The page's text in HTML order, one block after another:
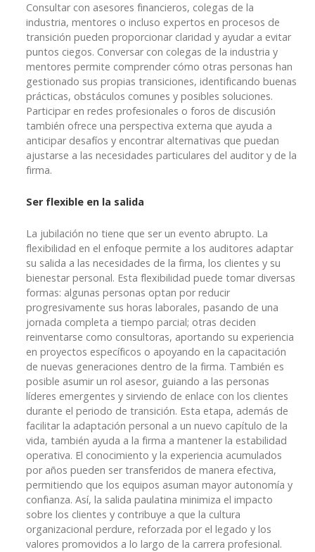
Consultar con asesores financieros, colegas de la
industria, mentores o incluso expertos en procesos de
transición pueden proporcionar claridad y ayudar a evitar
puntos ciegos. Conversar con colegas de la industria y
mentores permite comprender cómo otras personas han
gestionado sus propias transiciones, identificando buenas
prácticas, obstáculos comunes y posibles soluciones.
Participar en redes profesionales o foros de discusión
también ofrece una perspectiva externa que ayuda a
anticipar desafíos y encontrar alternativas que puedan
ajustarse a las necesidades particulares del auditor y de la
firma.
Ser flexible en la salida
La jubilación no tiene que ser un evento abrupto. La
flexibilidad en el enfoque permite a los auditores adaptar
su salida a las necesidades de la firma, los clientes y su
bienestar personal. Esta flexibilidad puede tomar diversas
formas: algunas personas optan por reducir
progresivamente sus horas laborales, pasando de una
jornada completa a tiempo parcial; otras deciden
reinventarse como consultoras, aportando su experiencia
en proyectos específicos o apoyando en la capacitación
de nuevas generaciones dentro de la firma. También es
posible asumir un rol asesor, guiando a las personas
líderes emergentes y sirviendo de enlace con los clientes
durante el periodo de transición. Esta etapa, además de
facilitar la adaptación personal a un nuevo capítulo de la
vida, también ayuda a la firma a mantener la estabilidad
operativa. El conocimiento y la experiencia acumulados
por años pueden ser transferidos de manera efectiva,
permitiendo que los equipos asuman mayor autonomía y
confianza. Así, la salida paulatina minimiza el impacto
sobre los clientes y contribuye a que la cultura
organizacional perdure, reforzada por el legado y los
valores promovidos a lo largo de la carrera profesional.